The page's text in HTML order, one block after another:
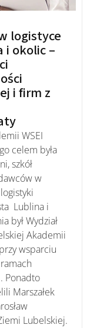
logistyce
okolic –
i firm z
WSEI
celem była
szkół
w
Lublina i
był Wydział
Akademii
wsparciu
Ponadto
Marszałek
Lubelskiej.